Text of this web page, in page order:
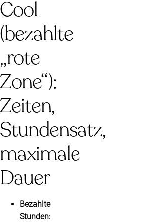
Cool
(bezahlte
„rote
Zone“):
Zeiten,
Stundensatz,
maximale
Dauer
Bezahlte
Stunden: